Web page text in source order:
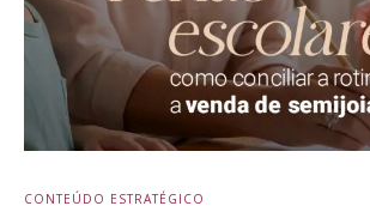
CONTEÚDO ESTRATÉGICO